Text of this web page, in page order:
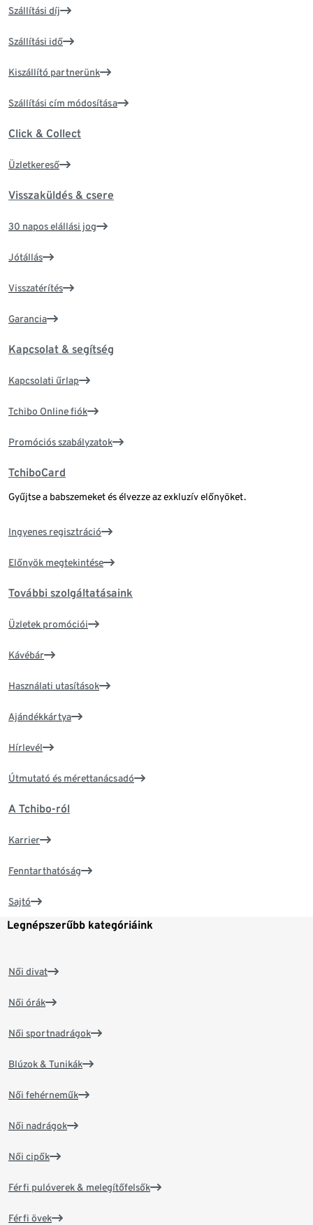
Szállítási díj
Szállítási idő
Kiszállító partnerünk
Szállítási cím módosítása
Click & Collect
Üzletkereső
Visszaküldés & csere
30 napos elállási jog
Jótállás
Visszatérítés
Garancia
Kapcsolat & segítség
Kapcsolati űrlap
Tchibo Online fiók
Promóciós szabályzatok
TchiboCard
Gyűjtse a babszemeket és élvezze az exkluzív előnyöket.
Ingyenes regisztráció
Előnyök megtekintése
További szolgáltatásaink
Üzletek promóciói
Kávébár
Használati utasítások
Ajándékkártya
Hírlevél
Útmutató és mérettanácsadó
A Tchibo-ról
Karrier
Fenntarthatóság
Sajtó
Legnépszerűbb kategóriáink
Női divat
Női órák
Női sportnadrágok
Blúzok & Tunikák
Női fehérneműk
Női nadrágok
Női cipők
Férfi pulóverek & melegítőfelsők
Férfi övek